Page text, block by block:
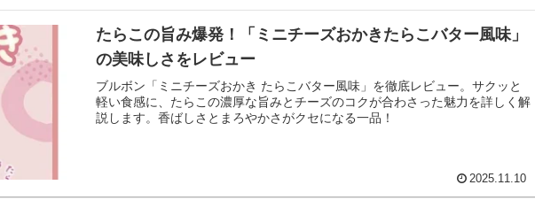
たらこの旨み爆発！「ミニチーズおかきたらこバター風味」
の美味しさをレビュー
ブルボン「ミニチーズおかき たらこバター風味」を徹底レビュー。サクッと
軽い食感に、たらこの濃厚な旨みとチーズのコクが合わさった魅力を詳しく解
説します。香ばしさとまろやかさがクセになる一品！
2025.11.10